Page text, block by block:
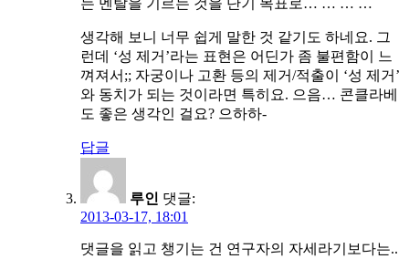
는 멘탈을 기르는 것을 단기 목표로… … … …
생각해 보니 너무 쉽게 말한 것 같기도 하네요. 그
런데 ‘성 제거’라는 표현은 어딘가 좀 불편함이 느
껴져서;; 자궁이나 고환 등의 제거/적출이 ‘성 제거’
와 동치가 되는 것이라면 특히요. 으음… 콘클라베
도 좋은 생각인 걸요? 으하하-
답글
루인 댓글:
2013-03-17, 18:01
댓글을 읽고 챙기는 건 연구자의 자세라기보다는..